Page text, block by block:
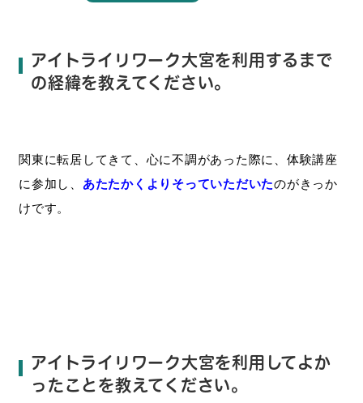
アイトライリワーク大宮を利用するまで
の経緯を教えてください。
関東に転居 して き て 、心に不調があっ た際に、 体験講座
に参加し、 あたたかくよりそっていただいたのがきっか
けです。
アイトライリワーク大宮を利用してよか
ったことを教えてください。